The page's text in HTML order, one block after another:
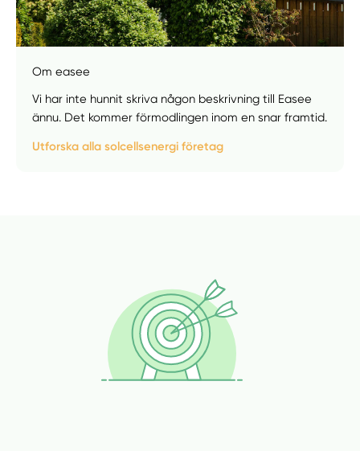
Manuellt Få hjälp
Om easee
Vi har inte hunnit skriva någon beskrivning till Easee
ännu. Det kommer förmodlingen inom en snar framtid.
Utforska alla solcellsenergi företag